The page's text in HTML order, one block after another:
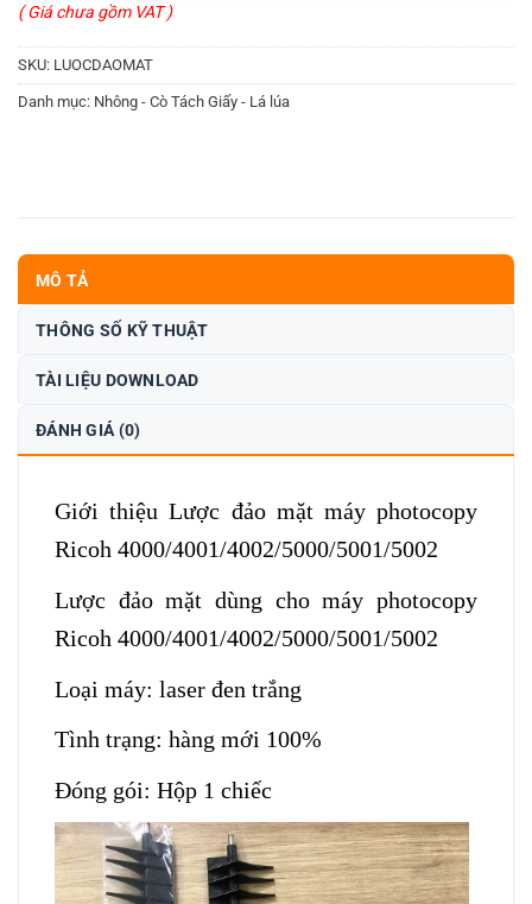
( Giá chưa gồm VAT )
SKU: LUOCDAOMAT
Danh mục: Nhông - Cò Tách Giấy - Lá lúa
MÔ TẢ
THÔNG SỐ KỸ THUẬT
TÀI LIỆU DOWNLOAD
ĐÁNH GIÁ (0)
Giới thiệu Lược đảo mặt máy photocopy
Ricoh 4000/4001/4002/5000/5001/5002
Lược đảo mặt dùng cho máy photocopy
Ricoh 4000/4001/4002/5000/5001/5002
Loại máy: laser đen trắng
Tình trạng: hàng mới 100%
Đóng gói: Hộp 1 chiếc